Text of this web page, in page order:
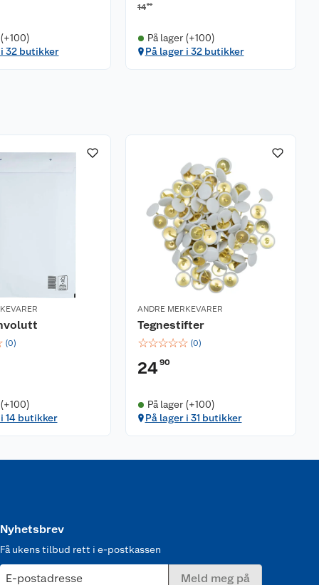
32 butikker
1490
På lager (+100)
På lager i 32 butikker
(0)
14 butikker
ANDRE MERKEVARER
Tegnestifter
☆☆☆☆☆ (0)
2490
På lager (+100)
På lager i 31 butikker
Nyhetsbrev
Få ukens tilbud rett i e-postkassen
E-postadresse Meld meg på